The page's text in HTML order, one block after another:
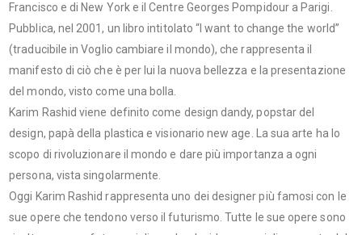
Francisco e di New York e il Centre Georges Pompidour a Parigi.
Pubblica, nel 2001, un libro intitolato “I want to change the world”
(traducibile in Voglio cambiare il mondo), che rappresenta il
manifesto di ciò che è per lui la nuova bellezza e la presentazione
del mondo, visto come una bolla.
Karim Rashid viene definito come design dandy, popstar del
design, papà della plastica e visionario new age. La sua arte ha lo
scopo di rivoluzionare il mondo e dare più importanza a ogni
persona, vista singolarmente.
Oggi Karim Rashid rappresenta uno dei designer più famosi con le
sue opere che tendono verso il futurismo. Tutte le sue opere sono